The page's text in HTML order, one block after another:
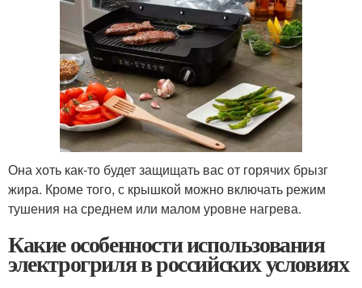
Она хоть как-то будет защищать вас от горячих брызг
жира. Кроме того, с крышкой можно включать режим
тушения на среднем или малом уровне нагрева.
Какие особенности использования
электрогриля в российских условиях